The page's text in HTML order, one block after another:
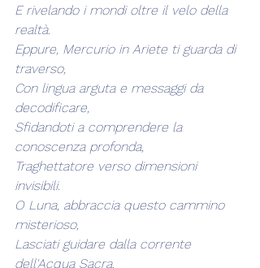
E rivelando i mondi oltre il velo della
realtà.
Eppure, Mercurio in Ariete ti guarda di
traverso,
Con lingua arguta e messaggi da
decodificare,
Sfidandoti a comprendere la
conoscenza profonda,
Traghettatore verso dimensioni
invisibili.
O Luna, abbraccia questo cammino
misterioso,
Lasciati guidare dalla corrente
dell'Acqua Sacra,